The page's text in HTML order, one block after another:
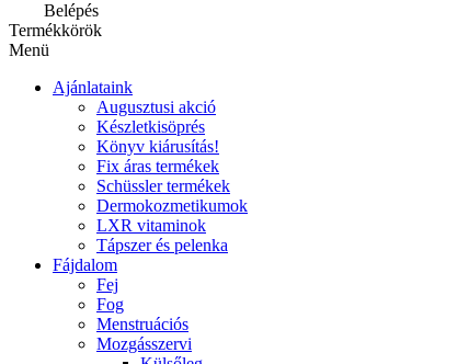
Belépés
Termékkörök
Menü
Ajánlataink
Augusztusi akció
Készletkisöprés
Könyv kiárusítás!
Fix áras termékek
Schüssler termékek
Dermokozmetikumok
LXR vitaminok
Tápszer és pelenka
Fájdalom
Fej
Fog
Menstruációs
Mozgásszervi